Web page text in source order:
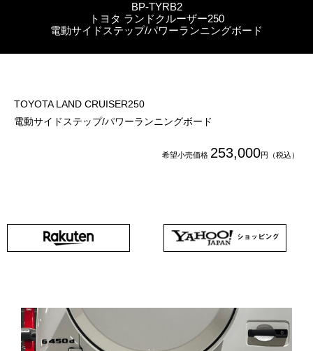
BP-TYRB2
トヨタ ランドクルーザー250
電動サイドステップ/パワーランニングボード
TOYOTA LAND CRUISER250
電動サイドステップ/パワーランニングボード
希望小売価格 253,000円（税込）